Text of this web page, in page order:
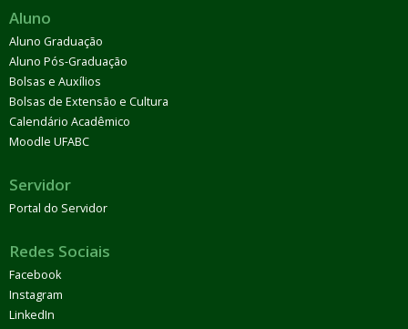
Aluno
Aluno Graduação
Aluno Pós-Graduação
Bolsas e Auxílios
Bolsas de Extensão e Cultura
Calendário Acadêmico
Moodle UFABC
Servidor
Portal do Servidor
Redes Sociais
Facebook
Instagram
LinkedIn